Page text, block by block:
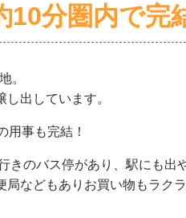
分圏内で完
。
出しています。
用事も完結！
のバス停があり、駅にも出
などもありお買い物もラクラ